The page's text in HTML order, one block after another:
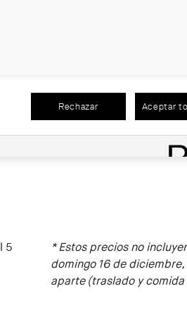
5
PARA INSCRIBIRTE,
*Estos precios no
domingo 16 de diciembre,
aparte(traslado y
Rechazar Aceptar